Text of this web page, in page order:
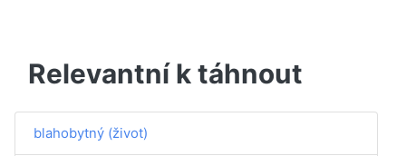
Relevantní k táhnout
blahobytný (život)